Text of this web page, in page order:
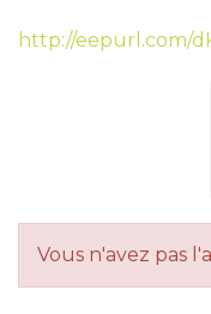
http://eepurl.com/
Vous n'avez pas